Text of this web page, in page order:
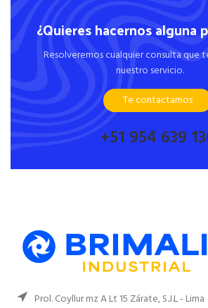
¿Quieres hacernos alguna
Resolveremos cualquier consulta que
nuestro servicio.
Te contactamos
+51 954 639
Prol. Coyllur mz A Lt 15 Zárate, S.J.L - Lima